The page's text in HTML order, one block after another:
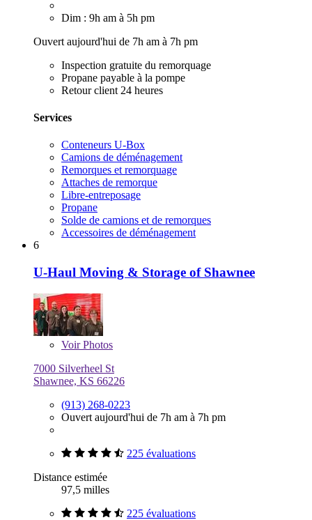
Dim : 9h am à 5h pm
Ouvert aujourd'hui de 7h am à 7h pm
Inspection gratuite du remorquage
Propane payable à la pompe
Retour client 24 heures
Services
Conteneurs U-Box
Camions de déménagement
Remorques et remorquage
Attaches de remorque
Libre-entreposage
Propane
Solde de camions et de remorques
Accessoires de déménagement
6
U-Haul Moving & Storage of Shawnee
VoirPhotos
7000 Silverheel St
Shawnee, KS 66226
(913) 268-0223
Ouvert aujourd'hui de 7h am à 7h pm
225 évaluations
Distance estimée
97,5 milles
225 évaluations